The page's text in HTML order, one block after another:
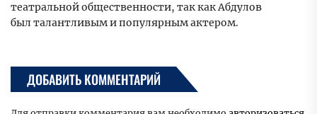
театральной общественности, так как Абдулов
был талантливым и популярным актером.
ДОБАВИТЬ КОММЕНТАРИЙ